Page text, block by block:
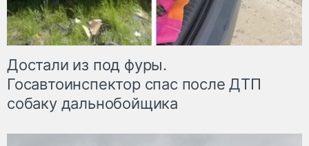
Достали из под фуры.
Госавтоинспектор спас после ДТП
собаку дальнобойщика